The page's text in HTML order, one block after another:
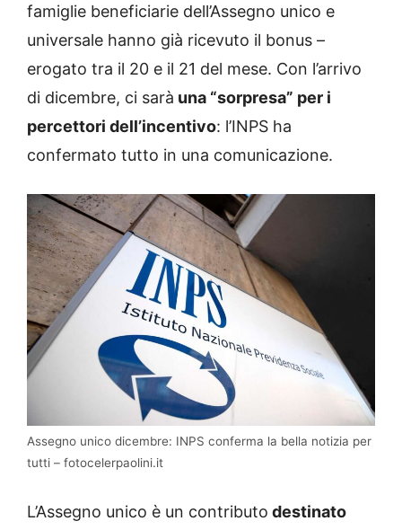
famiglie beneficiarie dell’Assegno unico e
universale hanno già ricevuto il bonus –
erogato tra il 20 e il 21 del mese. Con l’arrivo
di dicembre, ci sarà una “sorpresa” per i
percettori dell’incentivo: l’INPS ha
confermato tutto in una comunicazione.
Assegno unico dicembre: INPS conferma la bella notizia per
tutti – fotocelerpaolini.it
L’Assegno unico è un contributo destinato